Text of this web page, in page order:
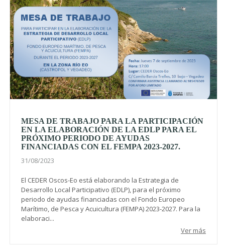
MESA DE TRABAJO PARA LA PARTICIPACIÓN
EN LA ELABORACIÓN DE LA EDLP PARA EL
PRÓXIMO PERIODO DE AYUDAS
FINANCIADAS CON EL FEMPA 2023-2027.
31/08/2023
El CEDER Oscos-Eo está elaborando la Estrategia de
Desarrollo Local Participativo (EDLP), para el próximo
periodo de ayudas financiadas con el Fondo Europeo
Marítimo, de Pesca y Acuicultura (FEMPA) 2023-2027. Para la
elaboraci...
Ver más